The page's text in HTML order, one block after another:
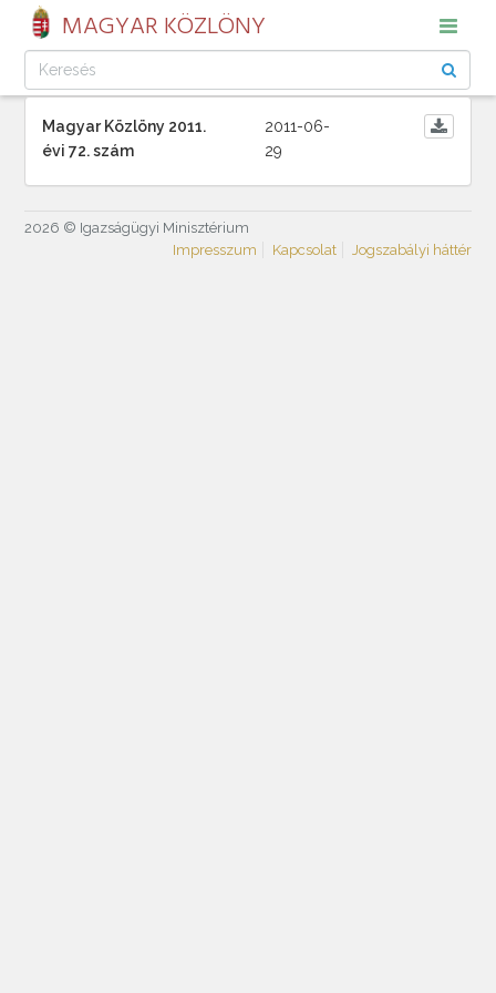
MAGYAR KÖZLÖNY
Magyar Közlöny 2011.
évi 72. szám
2011-06-
29
2026 © Igazságügyi Minisztérium
Impresszum
Kapcsolat Jogszabályi háttér